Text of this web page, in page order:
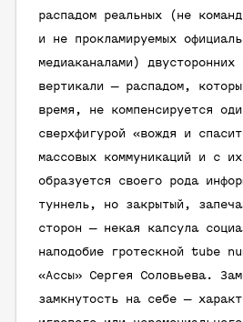
распадом реальных (не
и не прокламируемых
медиаканалами) двусторонних
вертикали — распадом,
время, не компенсируется
сверхфигурой «вождя и
массовых коммуникаций и с
образуется своего рода
туннель, но закрытый,
сторон — некая капсула
наподобие гротескной tube
«Ассы» Сергея Соловьева.
замкнутость на себе —